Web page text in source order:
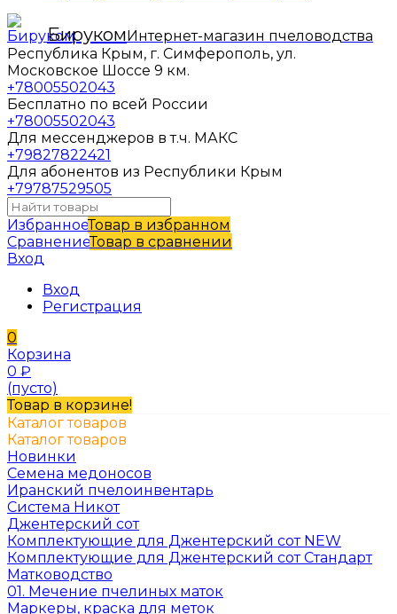
БирукомИнтернет-магазин пчеловодства
Республика Крым, г. Симферополь, ул.
Московское Шоссе 9 км.
+78005502043
Бесплатно по всей России
+78005502043
Для мессенджеров в т.ч. МАКС
+79827822421
Для абонентов из Республики Крым
+79787529505
ИзбранноеТовар в избранном
СравнениеТовар в сравнении
Вход
Вход
Регистрация
0
Корзина
0 ₽
(пусто)
Товар в корзине!
Каталог товаров
Каталог товаров
Новинки
Семена медоносов
Иранский пчелоинвентарь
Система Никот
Джентерский сот
Комплектующие для Джентерский сот NEW
Комплектующие для Джентерский сот Стандарт
Матководство
01. Мечение пчелиных маток
Маркеры, краска для меток